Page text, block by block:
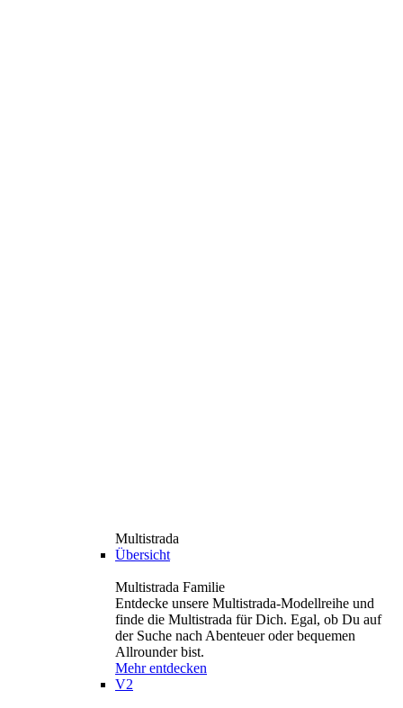
Multistrada
Übersicht
Multistrada Familie
Entdecke unsere Multistrada-Modellreihe und
finde die Multistrada für Dich. Egal, ob Du auf
der Suche nach Abenteuer oder bequemen
Allrounder bist.
Mehr entdecken
V2